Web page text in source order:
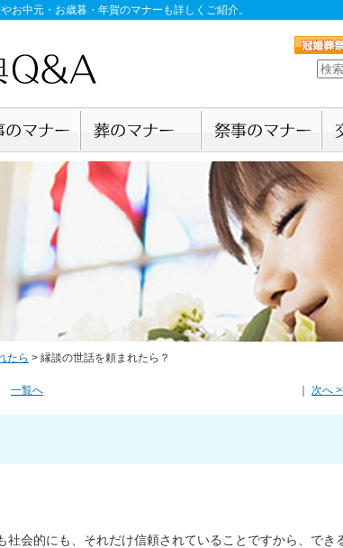
お中元・お歳暮・年賀のマナーも詳しくご紹介。
たら > 縁談の世話を頼まれたら？
一覧へ ｜ 次へ
会的にも、それだけ信頼されていることですから、でき